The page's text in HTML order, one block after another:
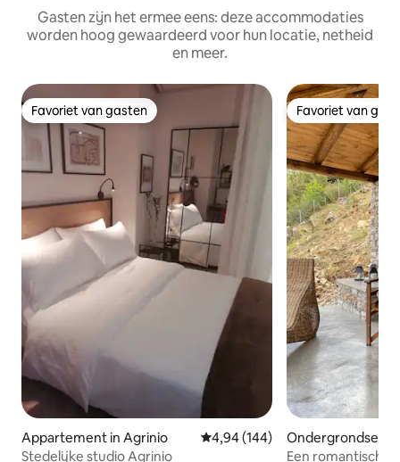
Gasten zijn het ermee eens: deze accommodaties
worden hoog gewaardeerd voor hun locatie, netheid
en meer.
Favoriet van gasten
Favoriet van gasten
Appartement in Agrinio Gemiddelde beoordeling van
4,94 (144)
Stedelijke studio Agrinio
Favoriet van
Favoriet van
Ondergrondse
Een romantisch